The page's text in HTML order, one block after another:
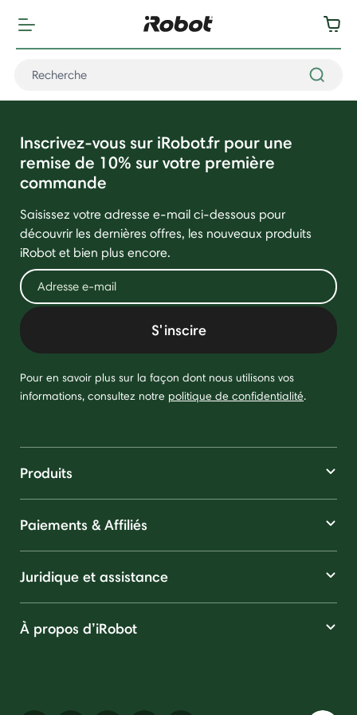
Inscrivez-vous sur iRobot.fr pour une
remise de 10% sur votre première
commande
Saisissez votre adresse e-mail ci-dessous pour
découvrir les dernières offres, les nouveaux produits
iRobot et bien plus encore.
S'inscire
Pour en savoir plus sur la façon dont nous utilisons vos
informations, consultez notre politique de confidentialité.
Produits
Paiements & Affiliés
Juridique et assistance
À propos d’iRobot